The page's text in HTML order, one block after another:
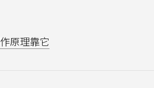
原理靠它